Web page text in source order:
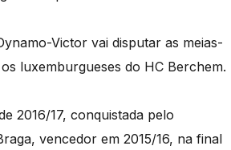
Victor vai disputar as meias-
luxemburgueses do HC Berchem.
2016/17, conquistada pelo
vencedor em 2015/16, na final